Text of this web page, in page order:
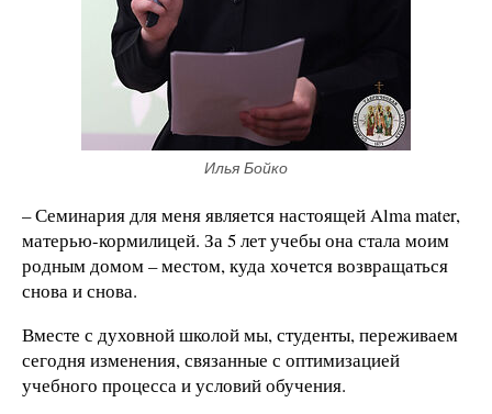
Илья Бойко
– Семинария для меня является настоящей Alma mater,
матерью-кормилицей. За 5 лет учебы она стала моим
родным домом – местом, куда хочется возвращаться
снова и снова.
Вместе с духовной школой мы, студенты, переживаем
сегодня изменения, связанные с оптимизацией
учебного процесса и условий обучения.